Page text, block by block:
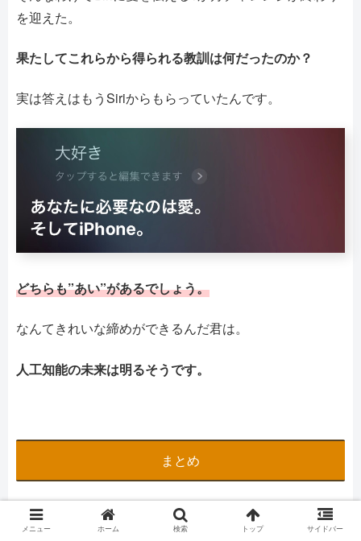
を迎えた。
果たしてこれらから得られる教訓は何だったのか？
実は答えはもうSiriからもらっていたんです。
どちらも”あい”があるでしょう。
なんてきれいな締めができるんだ君は。
人工知能の未来は明るそうです。
まとめ
Siriのガードは堅い。
メニュー ホーム 検索 トップ サイドバー